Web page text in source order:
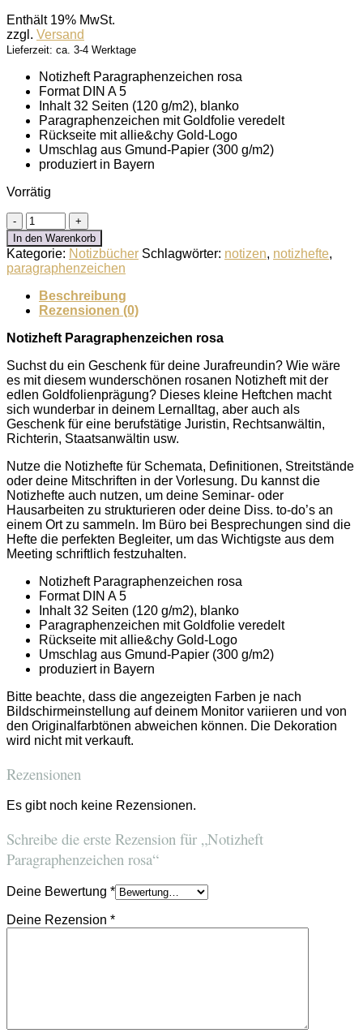
war:
€12,95
ist:
Enthält 19% MwSt.
zzgl. Versand
Lieferzeit: ca. 3-4 Werktage
Notizheft Paragraphenzeichen rosa
Format DIN A 5
Inhalt 32 Seiten (120 g/m2), blanko
Paragraphenzeichen mit Goldfolie veredelt
Rückseite mit allie&chy Gold-Logo
Umschlag aus Gmund-Papier (300 g/m2)
produziert in Bayern
Vorrätig
Notizheft
Paragraphenzeichen
rosa
Menge
In den Warenkorb
Kategorie: Notizbücher Schlagwörter: notizen, notizhefte,
paragraphenzeichen
Beschreibung
Rezensionen (0)
Notizheft Paragraphenzeichen rosa
Suchst du ein Geschenk für deine Jurafreundin? Wie wäre
es mit diesem wunderschönen rosanen Notizheft mit der
edlen Goldfolienprägung? Dieses kleine Heftchen macht
sich wunderbar in deinem Lernalltag, aber auch als
Geschenk für eine berufstätige Juristin, Rechtsanwältin,
Richterin, Staatsanwältin usw.
Nutze die Notizhefte für Schemata, Definitionen, Streitstände
oder deine Mitschriften in der Vorlesung. Du kannst die
Notizhefte auch nutzen, um deine Seminar- oder
Hausarbeiten zu strukturieren oder deine Diss. to-do’s an
einem Ort zu sammeln. Im Büro bei Besprechungen sind die
Hefte die perfekten Begleiter, um das Wichtigste aus dem
Meeting schriftlich festzuhalten.
Notizheft Paragraphenzeichen rosa
Format DIN A 5
Inhalt 32 Seiten (120 g/m2), blanko
Paragraphenzeichen mit Goldfolie veredelt
Rückseite mit allie&chy Gold-Logo
Umschlag aus Gmund-Papier (300 g/m2)
produziert in Bayern
Bitte beachte, dass die angezeigten Farben je nach
Bildschirmeinstellung auf deinem Monitor variieren und von
den Originalfarbtönen abweichen können. Die Dekoration
wird nicht mit verkauft.
Rezensionen
Es gibt noch keine Rezensionen.
Schreibe die erste Rezension für „Notizheft
Paragraphenzeichen rosa“
Deine Bewertung *
Deine Rezension *